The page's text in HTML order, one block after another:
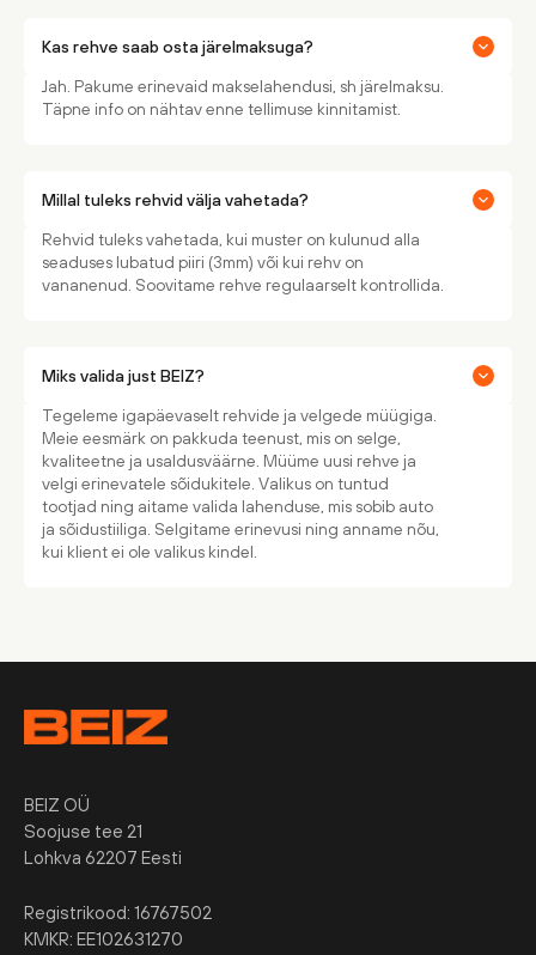
Kas rehve saab osta järelmaksuga?
Jah. Pakume erinevaid makselahendusi, sh järelmaksu.
Täpne info on nähtav enne tellimuse kinnitamist.
Millal tuleks rehvid välja vahetada?
Rehvid tuleks vahetada, kui muster on kulunud alla
seaduses lubatud piiri (3mm) või kui rehv on
vananenud. Soovitame rehve regulaarselt kontrollida.
Miks valida just BEIZ?
Tegeleme igapäevaselt rehvide ja velgede müügiga.
Meie eesmärk on pakkuda teenust, mis on selge,
kvaliteetne ja usaldusväärne. Müüme uusi rehve ja
velgi erinevatele sõidukitele. Valikus on tuntud
tootjad ning aitame valida lahenduse, mis sobib auto
ja sõidustiiliga. Selgitame erinevusi ning anname nõu,
kui klient ei ole valikus kindel.
BEIZ OÜ
Soojuse tee 21
Lohkva 62207 Eesti
Registrikood: 16767502
KMKR: EE102631270